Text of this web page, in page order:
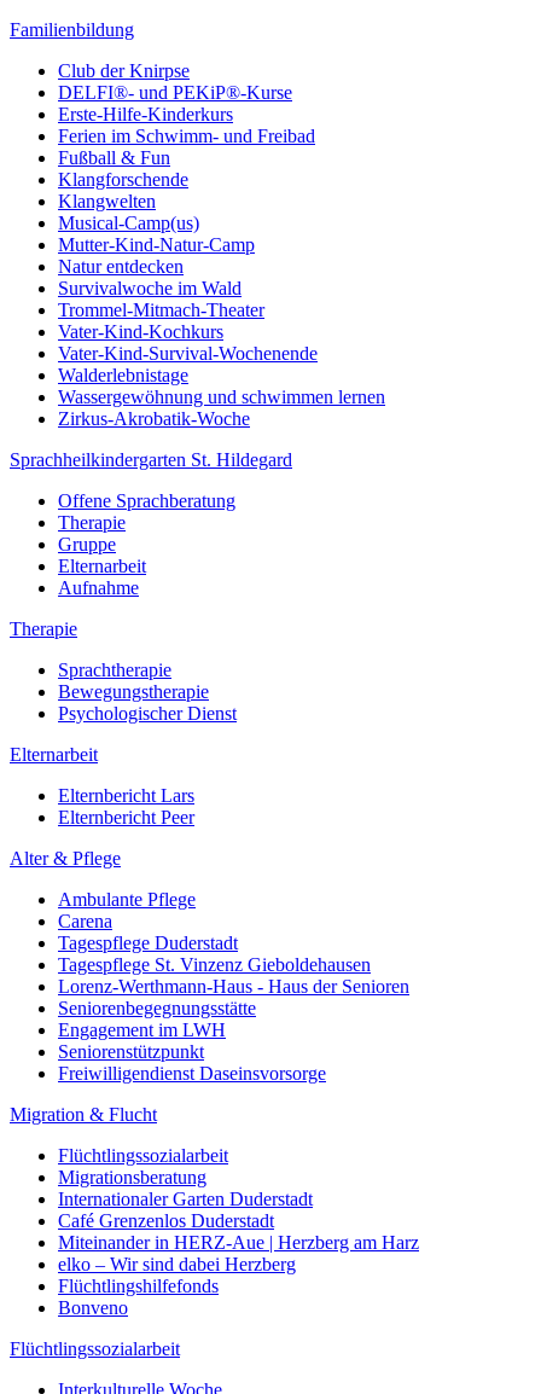
Familienbildung
Club der Knirpse
DELFI®- und PEKiP®-Kurse
Erste-Hilfe-Kinderkurs
Ferien im Schwimm- und Freibad
Fußball & Fun
Klangforschende
Klangwelten
Musical-Camp(us)
Mutter-Kind-Natur-Camp
Natur entdecken
Survivalwoche im Wald
Trommel-Mitmach-Theater
Vater-Kind-Kochkurs
Vater-Kind-Survival-Wochenende
Walderlebnistage
Wassergewöhnung und schwimmen lernen
Zirkus-Akrobatik-Woche
Sprachheilkindergarten St. Hildegard
Offene Sprachberatung
Therapie
Gruppe
Elternarbeit
Aufnahme
Therapie
Sprachtherapie
Bewegungstherapie
Psychologischer Dienst
Elternarbeit
Elternbericht Lars
Elternbericht Peer
Alter & Pflege
Ambulante Pflege
Carena
Tagespflege Duderstadt
Tagespflege St. Vinzenz Gieboldehausen
Lorenz-Werthmann-Haus - Haus der Senioren
Seniorenbegegnungsstätte
Engagement im LWH
Seniorenstützpunkt
Freiwilligendienst Daseinsvorsorge
Migration & Flucht
Flüchtlingssozialarbeit
Migrationsberatung
Internationaler Garten Duderstadt
Café Grenzenlos Duderstadt
Miteinander in HERZ-Aue | Herzberg am Harz
elko – Wir sind dabei Herzberg
Flüchtlingshilfefonds
Bonveno
Flüchtlingssozialarbeit
Interkulturelle Woche